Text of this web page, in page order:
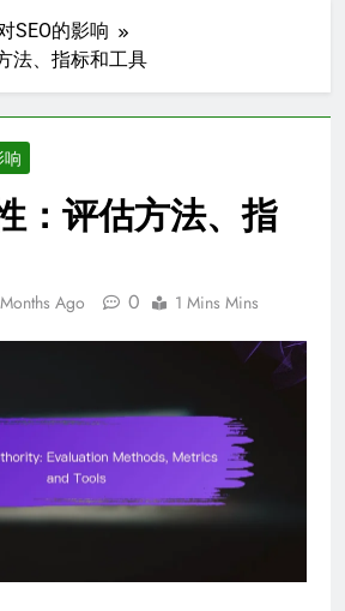
SEO的影响
法、指标和工具
响
：评估方法、指
Ago 0 1 Mins Mins